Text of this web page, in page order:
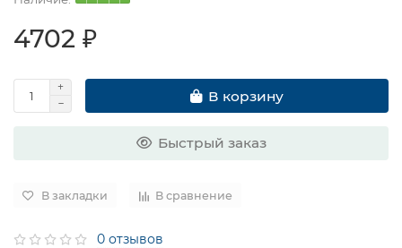
4702 ₽
В корзину
Быстрый заказ
В закладки В сравнение
0 отзывов